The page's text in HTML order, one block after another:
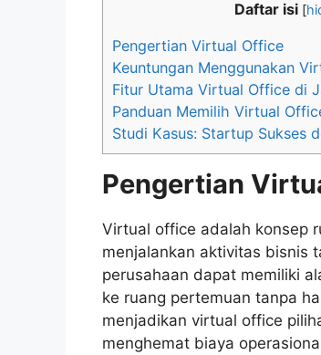
Daftar isi [
Pengertian Virtual Office
Keuntungan Menggunakan
Fitur Utama Virtual Office di
Panduan Memilih Virtual
Studi Kasus: Startup Sukses
Pengertian
Virtual office adalah konsep
menjalankan aktivitas bisnis
perusahaan dapat memiliki
ke ruang pertemuan tanpa
menjadikan virtual office
menghemat biaya